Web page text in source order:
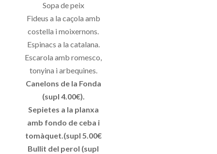
Sopa de peix
Fideus a la caçola amb
costella i moixernons.
Espinacs a la catalana.
Escarola amb romesco,
tonyina i arbequines.
Canelons de la Fonda
(supl 4.00€).
Sepietes a la planxa
amb fondo de ceba i
tomàquet.(supl 5.00€
Bullit del perol (supl